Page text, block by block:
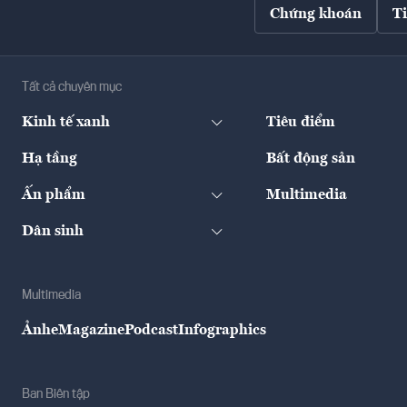
Chứng khoán
Tất cả chuyên mục
Kinh tế xanh Tiêu điểm
Hạ tầng Bất động sản
Ấn phẩm Multimedia
Dân sinh
Multimedia
ẢnheMagazinePodcastInfographics
Ban Biên tập